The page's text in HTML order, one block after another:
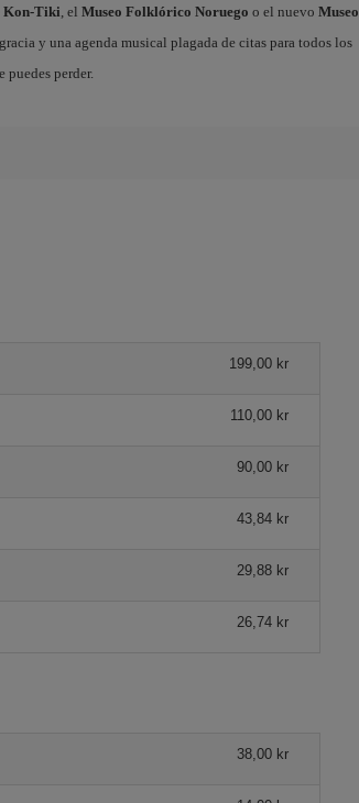
Kon-Tiki, el Museo Folklórico Noruego o el nuevo Museo
y una agenda musical plagada de citas para todos los
perder.
199,00 kr
110,00 kr
90,00 kr
43,84 kr
29,88 kr
26,74 kr
38,00 kr